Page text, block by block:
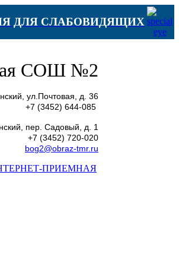
ДЛЯ СЛАБОВИДЯЩИХ
СОШ №2
ул.Почтовая, д. 36
+7 (3452) 644-085
пер. Садовый, д. 1
+7 (3452) 720-020
bog2@obraz-tmr.ru
ПРИЕМНАЯ